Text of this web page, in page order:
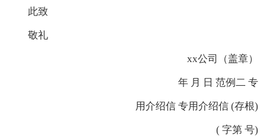
此致
敬礼
xx公司（盖章）
年 月 日 范例二 专
用介绍信 专用介绍信 (存根)
( 字第 号)